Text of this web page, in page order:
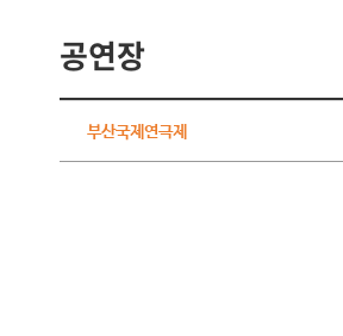
공연장
부산국제연극제